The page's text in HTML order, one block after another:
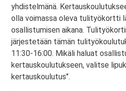
yhdistelmänä.
olla voimassa oleva tulityökortti
osallistumisen aikana.
järjestetään tämän
11:30-16:00. Mikäli haluat
kertauskoulutukseen, valitse
kertauskoulutus".